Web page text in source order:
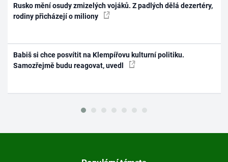
Rusko mění osudy zmizelých vojáků. Z padlých dělá dezertéry,
rodiny přicházejí o miliony
Babiš si chce posvítit na Klempířovu kulturní politiku.
Samozřejmě budu reagovat, uvedl